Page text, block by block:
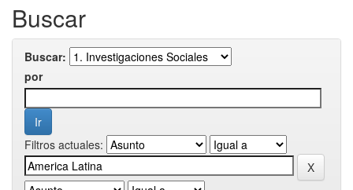
Buscar
Buscar:
por
Filtros actuales: